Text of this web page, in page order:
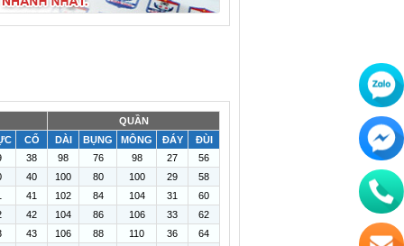
QUẦN
CỔ DÀI BỤNG MÔNG ĐÁY
ĐÙI
38 98 76 98 27
56
40 100 80 100 29
58
41 102 84 104 31
60
42 104 86 106 33
62
43 106 88 110 36
64